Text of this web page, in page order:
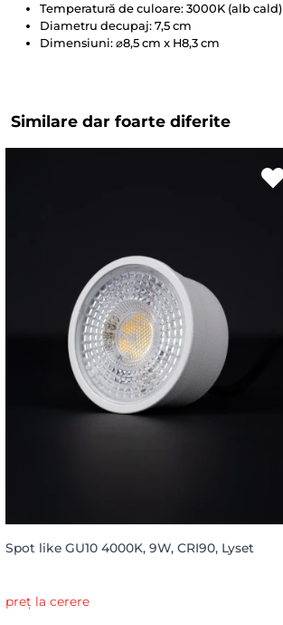
Temperatură de culoare: 3000K (alb cald)
Diametru decupaj: 7,5 cm
Dimensiuni: ⌀8,5 cm x H8,3 cm
Similare dar foarte diferite
Spot like GU10 4000K, 9W, CRI90, Lyset
preț la cerere